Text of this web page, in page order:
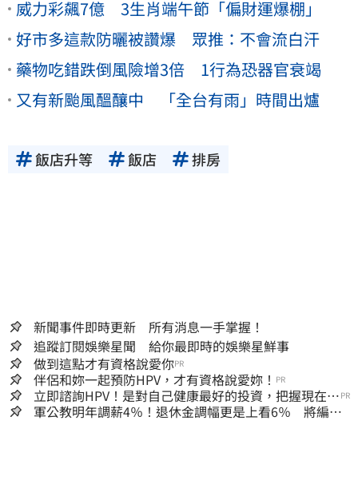
威力彩飆7億 3生肖端午節「偏財運爆棚」
好市多這款防曬被讚爆 眾推：不會流白汗
藥物吃錯跌倒風險增3倍 1行為恐器官衰竭
又有新颱風醞釀中 「全台有雨」時間出爐
飯店升等 飯店 排房
新聞事件即時更新 所有消息一手掌握！
追蹤訂閱娛樂星聞 給你最即時的娛樂星鮮事
做到這點才有資格說愛你PR
伴侶和妳一起預防HPV，才有資格說愛妳！ PR
立即諮詢HPV！是對自己健康最好的投資，把握現在不
嫌晚！
PR
軍公教明年調薪4％！退休金調幅更是上看6％ 將編入